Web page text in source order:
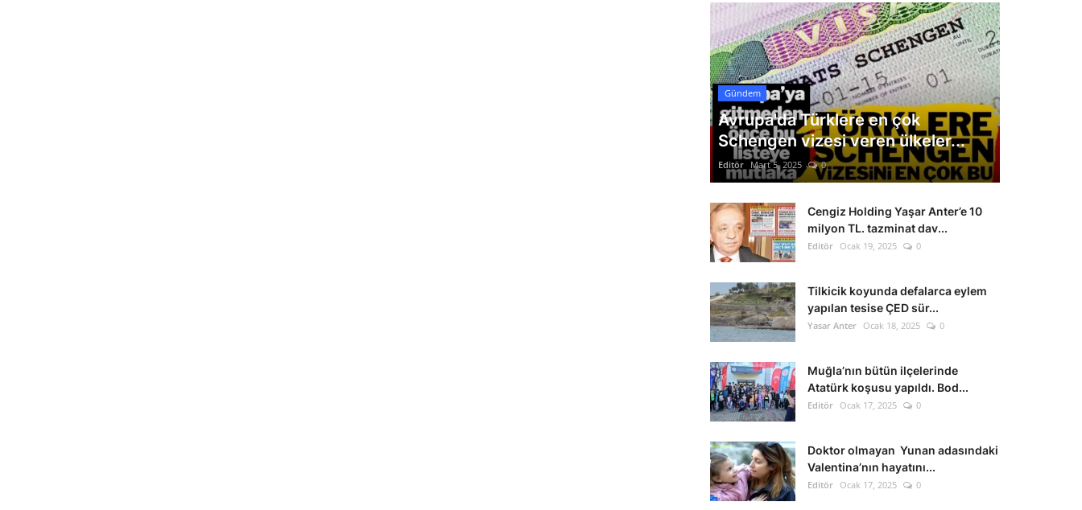
Gündem
Avrupa'da Türklere en çok
Schengen vizesi veren ülkeler...
Editör Mart 5, 2025 0
Cengiz Holding Yaşar Anter’e 10
milyon TL. tazminat dav...
Editör Ocak 19, 2025 0
Tilkicik koyunda defalarca eylem
yapılan tesise ÇED sür...
Yasar Anter Ocak 18, 2025 0
Muğla’nın bütün ilçelerinde
Atatürk koşusu yapıldı. Bod...
Editör Ocak 17, 2025 0
Doktor olmayan Yunan adasındaki
Valentina’nın hayatını...
Editör Ocak 17, 2025 0